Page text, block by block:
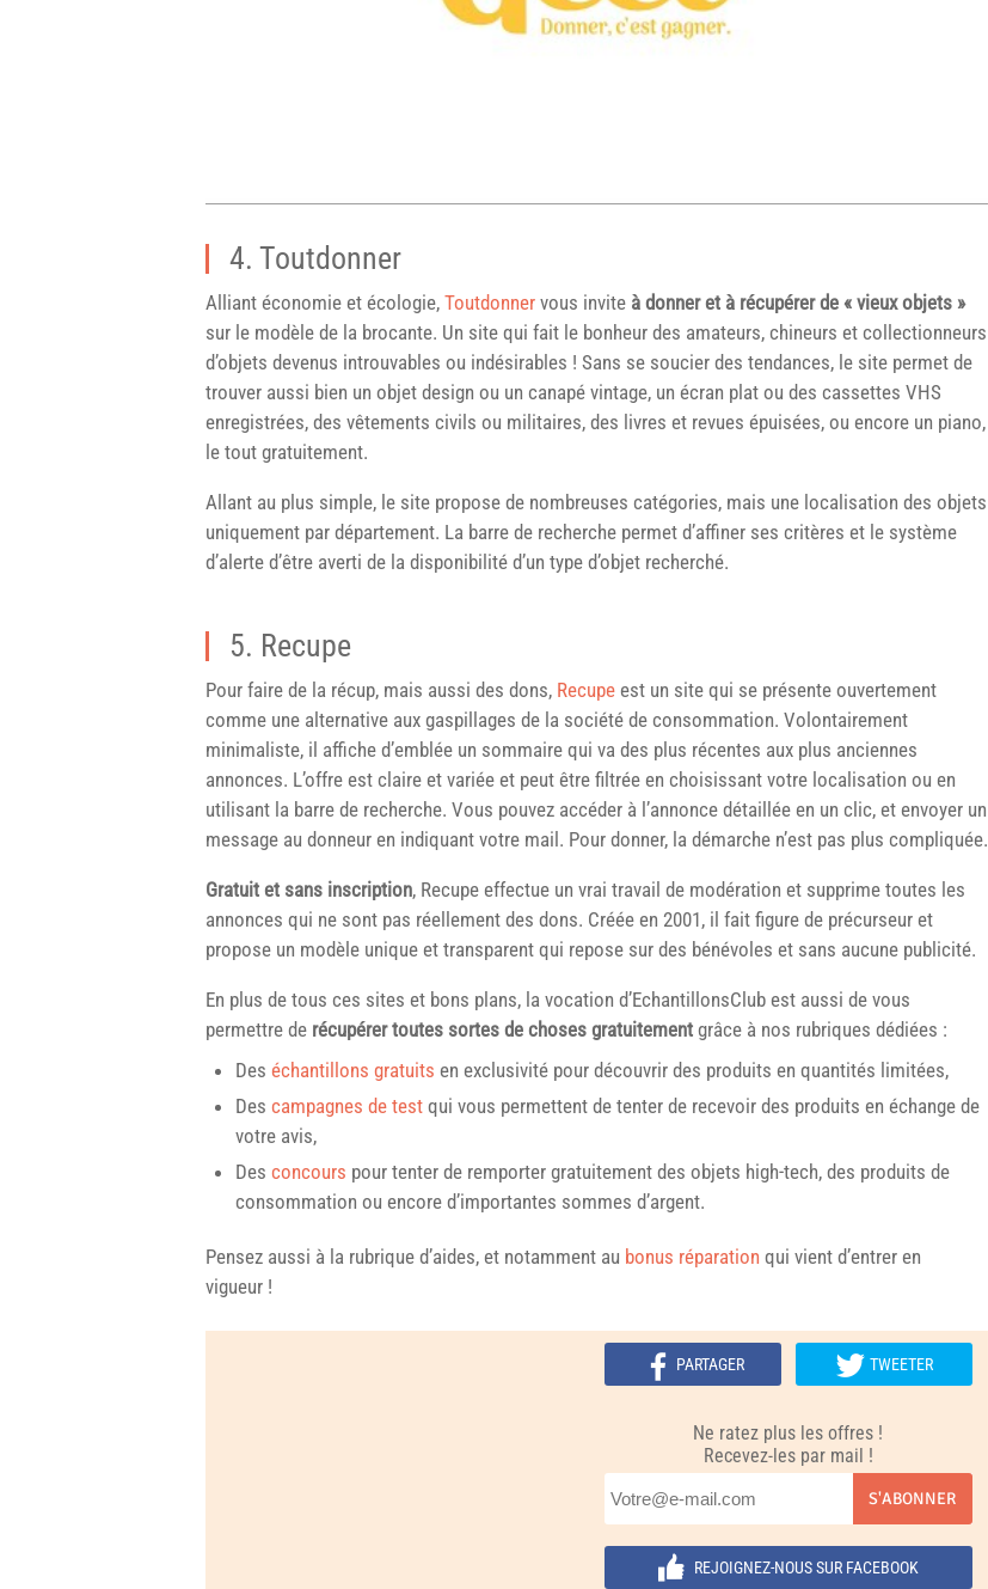
4. Toutdonner
Alliant économie et écologie, Toutdonner vous invite à donner et à récupérer de « vieux objets »
sur le modèle de la brocante. Un site qui fait le bonheur des amateurs, chineurs et collectionneurs
d’objets devenus introuvables ou indésirables ! Sans se soucier des tendances, le site permet de
trouver aussi bien un objet design ou un canapé vintage, un écran plat ou des cassettes VHS
enregistrées, des vêtements civils ou militaires, des livres et revues épuisées, ou encore un piano,
le tout gratuitement.
Allant au plus simple, le site propose de nombreuses catégories, mais une localisation des objets
uniquement par département. La barre de recherche permet d’affiner ses critères et le système
d’alerte d’être averti de la disponibilité d’un type d’objet recherché.
5. Recupe
Pour faire de la récup, mais aussi des dons, Recupe est un site qui se présente ouvertement
comme une alternative aux gaspillages de la société de consommation. Volontairement
minimaliste, il affiche d’emblée un sommaire qui va des plus récentes aux plus anciennes
annonces. L’offre est claire et variée et peut être filtrée en choisissant votre localisation ou en
utilisant la barre de recherche. Vous pouvez accéder à l’annonce détaillée en un clic, et envoyer un
message au donneur en indiquant votre mail. Pour donner, la démarche n’est pas plus compliquée.
Gratuit et sans inscription, Recupe effectue un vrai travail de modération et supprime toutes les
annonces qui ne sont pas réellement des dons. Créée en 2001, il fait figure de précurseur et
propose un modèle unique et transparent qui repose sur des bénévoles et sans aucune publicité.
En plus de tous ces sites et bons plans, la vocation d’EchantillonsClub est aussi de vous
permettre de récupérer toutes sortes de choses gratuitement grâce à nos rubriques dédiées :
Des échantillons gratuits en exclusivité pour découvrir des produits en quantités limitées,
Des campagnes de test qui vous permettent de tenter de recevoir des produits en échange de
votre avis,
Des concours pour tenter de remporter gratuitement des objets high-tech, des produits de
consommation ou encore d’importantes sommes d’argent.
Pensez aussi à la rubrique d’aides, et notamment au bonus réparation qui vient d’entrer en
vigueur !
PARTAGER TWEETER
Ne ratez plus les offres !
Recevez-les par mail !
S'ABONNER
REJOIGNEZ-NOUS SUR FACEBOOK